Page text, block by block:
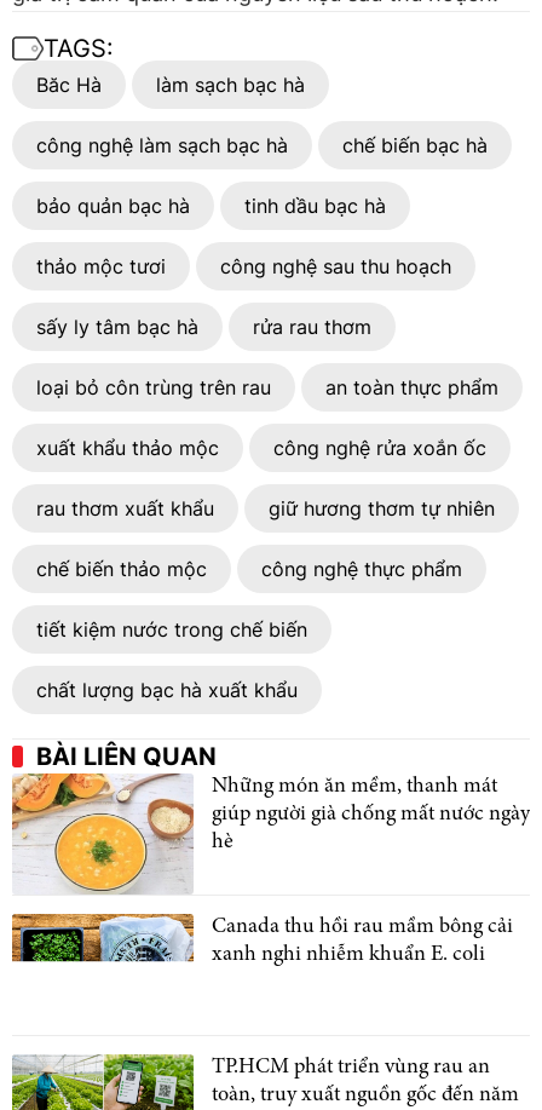
TAGS:
Băc Hà làm sạch bạc hà
công nghệ làm sạch bạc hà chế biến bạc hà
bảo quản bạc hà tinh dầu bạc hà
thảo mộc tươi công nghệ sau thu hoạch
sấy ly tâm bạc hà rửa rau thơm
loại bỏ côn trùng trên rau an toàn thực phẩm
xuất khẩu thảo mộc công nghệ rửa xoắn ốc
rau thơm xuất khẩu giữ hương thơm tự nhiên
chế biến thảo mộc công nghệ thực phẩm
tiết kiệm nước trong chế biến
chất lượng bạc hà xuất khẩu
BÀI LIÊN QUAN
Những món ăn mềm, thanh mát
giúp người già chống mất nước ngày
hè
Canada thu hồi rau mầm bông cải
xanh nghi nhiễm khuẩn E. coli
TP.HCM phát triển vùng rau an
toàn, truy xuất nguồn gốc đến năm